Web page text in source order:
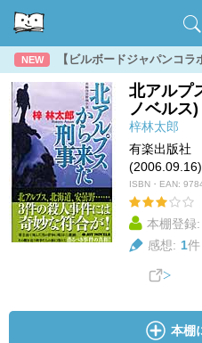
NEW 【ビルボードジャパンコ
北アルプ
ノベルス)
梓林太郎
有楽出版社
(2006.09.16)
ISBN・EAN:
本棚登録:
感想: 1件
本棚